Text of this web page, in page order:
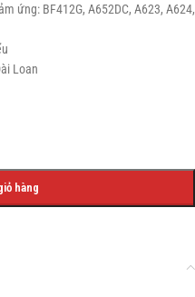
ứng: BF412G, A652DC, A623, A624,
Loan
hàng